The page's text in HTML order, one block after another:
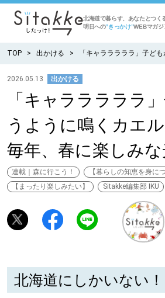
北海道で暮らす、あなたとつく
明日への”きっかけ”WEBマガジ
CATEGORY カテゴリー
食べる
出かける
みがく
深める
TOP 出かける 「キャラララララ」子ど
2026.05.13 出かける
「キャラララララ
うように鳴くカエ
毎年、春に楽しみ
連載｜森に行こう！
【暮らしの知恵を身に
【まったり楽しみたい】
Sitakke編集部 IKU
北海道にしかいない！